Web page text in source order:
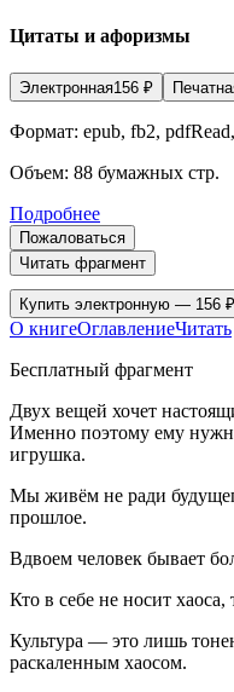
Цитаты и афоризмы
Электронная156 ₽
Формат: epub, fb2,
Объем: 88 бумажных стр.
Подробнее
Пожаловаться
Читать фрагмент
Купить электронную — 156 ₽
О книгеОглавлениеЧитать
Бесплатный фрагмент
Двух вещей хочет
Именно поэтому ему
игрушка.
Мы живём не ради
прошлое.
Вдвоем человек бывает
Кто в себе не носит хаоса,
Культура — это лишь
раскаленным хаосом.